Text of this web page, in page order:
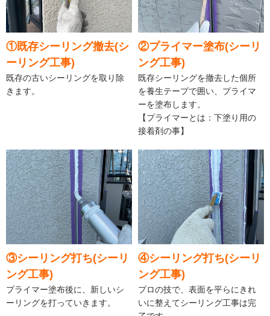
①既存シーリング撤去(シ
ーリング工事)
既存の古いシーリングを取り除
きます。
②プライマー塗布(シーリ
ング工事)
既存シーリングを撤去した個所
を養生テープで囲い、プライマ
ーを塗布します。
【プライマーとは：下塗り用の
接着剤の事】
③シーリング打ち(シーリ
ング工事)
プライマー塗布後に、新しいシ
ーリングを打っていきます。
④シーリング打ち(シーリ
ング工事)
プロの技で、表面を平らにきれ
いに整えてシーリング工事は完